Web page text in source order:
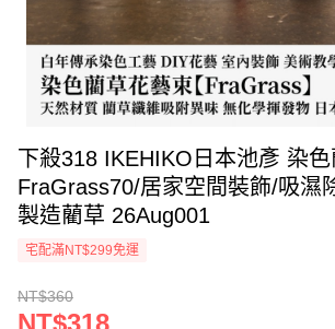
下殺318 IKEHIKO日本池彥 染
FraGrass70/居家空間裝飾/吸濕
製造藺草 26Aug001
宅配滿NT$299免運
NT$360
NT$318